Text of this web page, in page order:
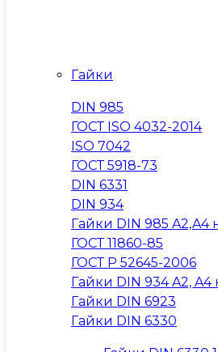
Гайки
DIN 985
ГОСТ ISO 4032-2014
ISO 7042
ГОСТ 5918-73
DIN 6331
DIN 934
Гайки DIN 985
ГОСТ 11860-85
ГОСТ Р 52645-2006
Гайки DIN 934 A2,
Гайки DIN 6923
Гайки DIN 6330